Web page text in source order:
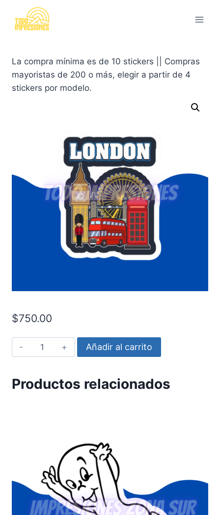
contenido
La compra mínima es de 10 stickers || Compras
mayoristas de 200 o más, elegir a partir de 4
stickers por modelo.
$750.00
London
cantidad
Añadir al carrito
Productos relacionados